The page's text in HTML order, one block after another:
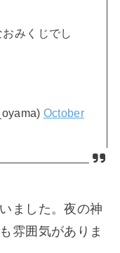
みくじでし
October
ました。夜の神
雰囲気がありま